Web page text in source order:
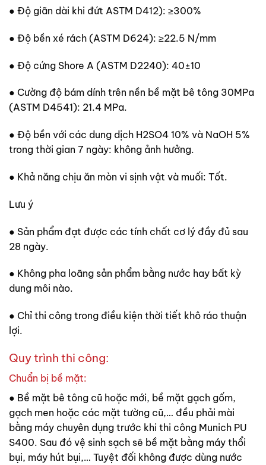
● Độ giãn dài khi đứt ASTM D412): ≥300%
● Độ bền xé rách (ASTM D624): ≥22.5 N/mm
● Độ cứng Shore A (ASTM D2240): 40±10
● Cường độ bám dính trên nền bề mặt bê tông 30MPa
(ASTM D4541): 21.4 MPa.
● Độ bền với các dung dịch H2SO4 10% và NaOH 5%
trong thời gian 7 ngày: không ảnh hưởng.
● Khả năng chịu ăn mòn vi sịnh vật và muối: Tốt.
Lưu ý
● Sản phẩm đạt được các tính chất cơ lý đầy đủ sau
28 ngày.
● Không pha loãng sản phẩm bằng nước hay bất kỳ
dung môi nào.
● Chỉ thi công trong điều kiện thời tiết khô ráo thuận
lợi.
Quy trình thi công:
Chuẩn bị bề mặt:
● Bề mặt bê tông cũ hoặc mới, bề mặt gạch gốm,
gạch men hoặc các mặt tường cũ,… đều phải mài
bằng máy chuyên dụng trước khi thi công Munich PU
S400. Sau đó vệ sinh sạch sẽ bề mặt bằng máy thổi
bụi, máy hút bụi,… Tuyệt đối không được dùng nước